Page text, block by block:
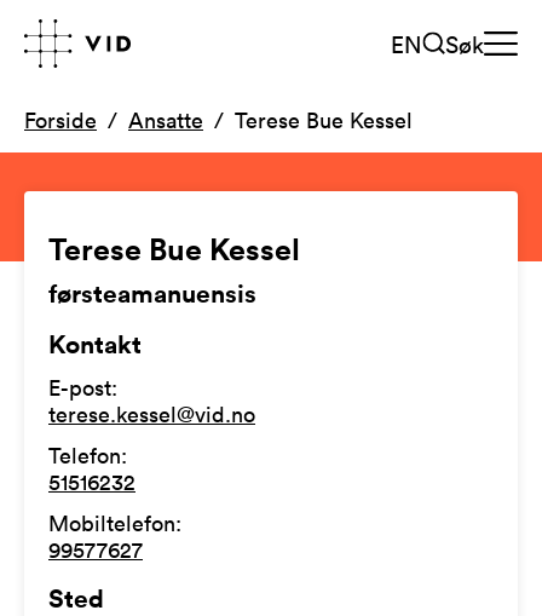
EN Søk
Forside Ansatte Terese Bue Kessel
Terese Bue Kessel
førsteamanuensis
Kontakt
E-post:
terese.kessel@vid.no
Telefon:
51516232
Mobiltelefon:
99577627
Sted